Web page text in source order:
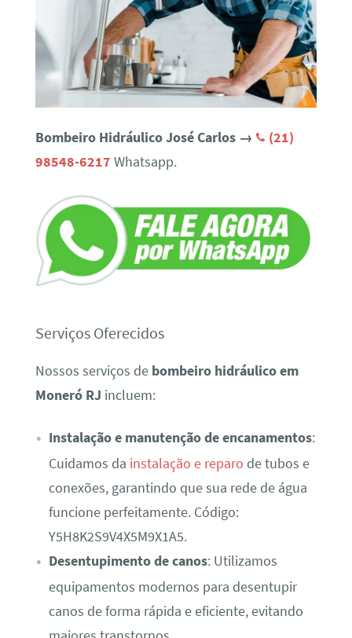
Bombeiro Hidráulico José Carlos →
(21)
98548-6217 Whatsapp.
Serviços Oferecidos
Nossos serviços de bombeiro hidráulico em
Moneró RJ incluem:
Instalação e manutenção de encanamentos:
Cuidamos da instalação e reparo de tubos e
conexões, garantindo que sua rede de água
funcione perfeitamente. Código:
Y5H8K2S9V4X5M9X1A5.
Desentupimento de canos: Utilizamos
equipamentos modernos para desentupir
canos de forma rápida e eficiente, evitando